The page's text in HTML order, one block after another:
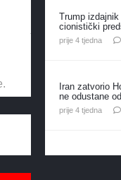
Trump
cionistički
prije 4 tjedna
Iran zatvorio
ne odustane
prije 4 tjedna